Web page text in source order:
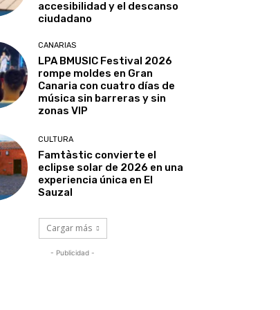
accesibilidad y el descanso
ciudadano
CANARIAS
LPA BMUSIC Festival 2026
rompe moldes en Gran
Canaria con cuatro días de
música sin barreras y sin
zonas VIP
CULTURA
Famtàstic convierte el
eclipse solar de 2026 en una
experiencia única en El
Sauzal
Cargar más
- Publicidad -